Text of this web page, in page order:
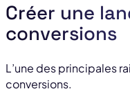
Créer une
conversions
L’une des principales
conversions.